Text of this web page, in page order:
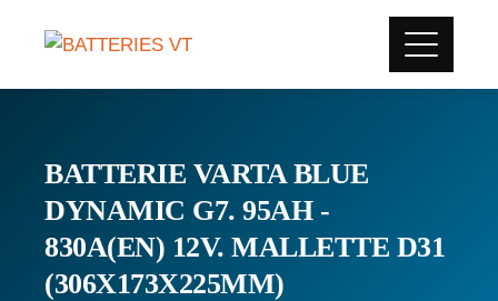
BATTERIE VARTA BLUE
DYNAMIC G7. 95AH -
830A(EN) 12V. MALLETTE D31
(306X173X225MM)